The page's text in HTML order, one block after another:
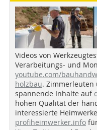
Videos von
Verarbeitungs- und
youtube.com/
holzbau. Zimmerleuten
spannende Inhalte auf
hohen Qualität der
interessierte
profiheimwerker.info